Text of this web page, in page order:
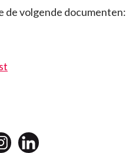
de volgende documenten: